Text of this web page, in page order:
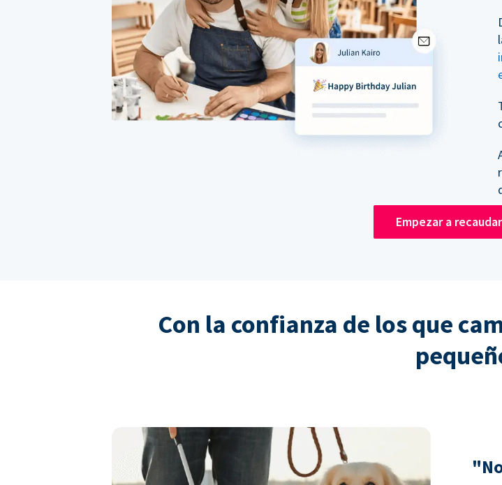
Empezar a
Con la confianza de los que